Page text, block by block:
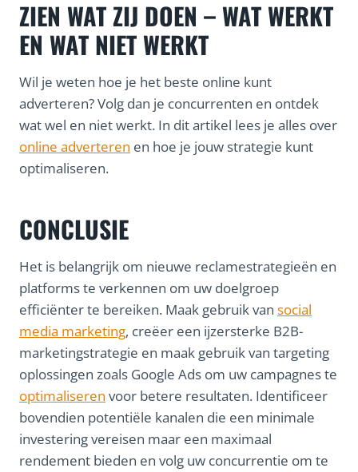
ZIEN WAT ZIJ DOEN – WAT WERKT
EN WAT NIET WERKT
Wil je weten hoe je het beste online kunt
adverteren? Volg dan je concurrenten en ontdek
wat wel en niet werkt. In dit artikel lees je alles over
online adverteren en hoe je jouw strategie kunt
optimaliseren.
CONCLUSIE
Het is belangrijk om nieuwe reclamestrategieën en
platforms te verkennen om uw doelgroep
efficiënter te bereiken. Maak gebruik van social
media marketing, creëer een ijzersterke B2B-
marketingstrategie en maak gebruik van targeting
oplossingen zoals Google Ads om uw campagnes te
optimaliseren voor betere resultaten. Identificeer
bovendien potentiële kanalen die een minimale
investering vereisen maar een maximaal
rendement bieden en volg uw concurrentie om te